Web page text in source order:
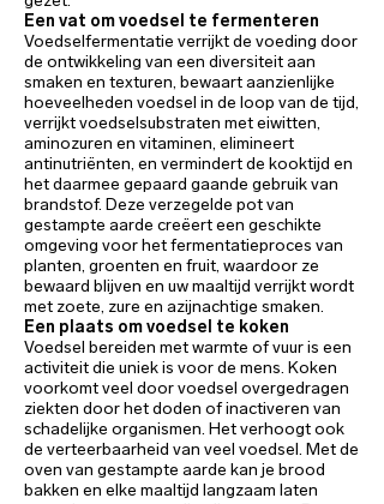
Een vat om voedsel te fermenteren
Voedselfermentatie verrijkt de voeding door
de ontwikkeling van een diversiteit aan
smaken en texturen, bewaart aanzienlijke
hoeveelheden voedsel in de loop van de tijd,
verrijkt voedselsubstraten met eiwitten,
aminozuren en vitaminen, elimineert
antinutriënten, en vermindert de kooktijd en
het daarmee gepaard gaande gebruik van
brandstof. Deze verzegelde pot van
gestampte aarde creëert een geschikte
omgeving voor het fermentatieproces van
planten, groenten en fruit, waardoor ze
bewaard blijven en uw maaltijd verrijkt wordt
met zoete, zure en azijnachtige smaken.
Een plaats om voedsel te koken
Voedsel bereiden met warmte of vuur is een
activiteit die uniek is voor de mens. Koken
voorkomt veel door voedsel overgedragen
ziekten door het doden of inactiveren van
schadelijke organismen. Het verhoogt ook
de verteerbaarheid van veel voedsel. Met de
oven van gestampte aarde kan je brood
bakken en elke maaltijd langzaam laten